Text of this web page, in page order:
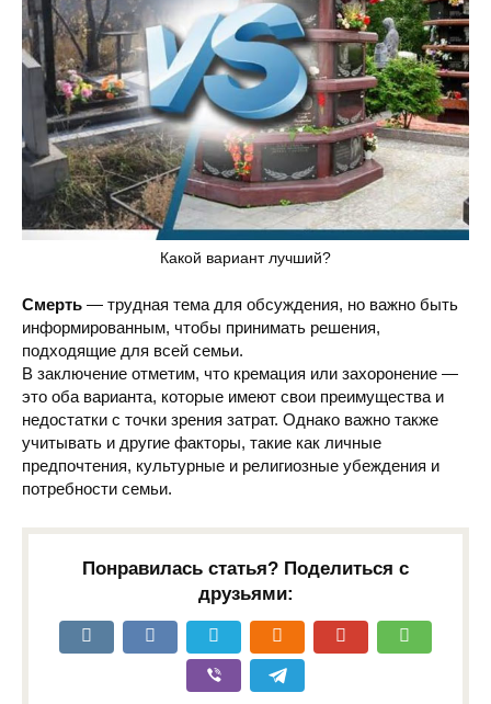
Какой вариант лучший?
Смерть — трудная тема для обсуждения, но важно быть
информированным, чтобы принимать решения,
подходящие для всей семьи.
В заключение отметим, что кремация или захоронение —
это оба варианта, которые имеют свои преимущества и
недостатки с точки зрения затрат. Однако важно также
учитывать и другие факторы, такие как личные
предпочтения, культурные и религиозные убеждения и
потребности семьи.
Понравилась статья? Поделиться с
друзьями: